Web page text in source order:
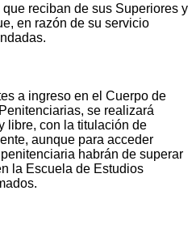
reciban de sus Superiores y
en razón de su servicio
a ingreso en el Cuerpo de
se realizará
libre, con la titulación de
aunque para acceder
habrán de superar
la Escuela de Estudios